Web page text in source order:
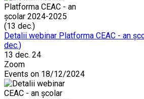
Detalii webinar Platforma CEAC - an
dec.)
13 dec. 24
Zoom
Events on 18/12/2024